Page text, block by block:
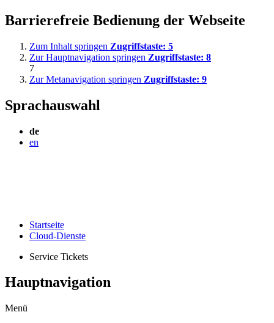
Barrierefreie Bedienung der Webseite
Zum Inhalt springen Zugriffstaste: 5
Zur Hauptnavigation springen Zugriffstaste: 8
7
Zur Metanavigation springen Zugriffstaste: 9
Sprachauswahl
de
en
Startseite
Cloud-Dienste
Service Tickets
Hauptnavigation
Menü